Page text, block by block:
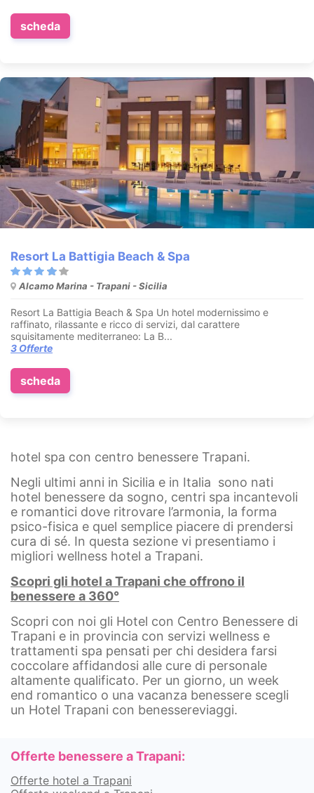
scheda
Resort La Battigia Beach & Spa
Alcamo Marina - Trapani - Sicilia
Resort La Battigia Beach & Spa Un hotel modernissimo e
raffinato, rilassante e ricco di servizi, dal carattere
squisitamente mediterraneo: La B...
3 Offerte
scheda
hotel spa con centro benessere Trapani.
Negli ultimi anni in Sicilia e in Italia sono nati
hotel benessere da sogno, centri spa incantevoli
e romantici dove ritrovare l’armonia, la forma
psico-fisica e quel semplice piacere di prendersi
cura di sé. In questa sezione vi presentiamo i
migliori wellness hotel a Trapani.
Scopri gli hotel a Trapani che offrono il
benessere a 360°
Scopri con noi gli Hotel con Centro Benessere di
Trapani e in provincia con servizi wellness e
trattamenti spa pensati per chi desidera farsi
coccolare affidandosi alle cure di personale
altamente qualificato. Per un giorno, un week
end romantico o una vacanza benessere scegli
un Hotel Trapani con benessereviaggi.
Offerte benessere a Trapani:
Offerte hotel a Trapani